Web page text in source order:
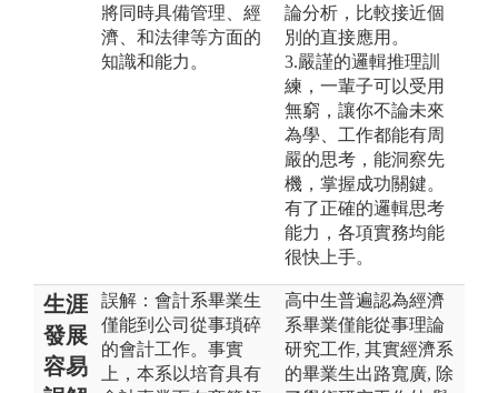
將同時具備管理、經
濟、和法律等方面的
知識和能力。
論分析，比較接近個
別的直接應用。
3.嚴謹的邏輯推理訓
練，一輩子可以受用
無窮，讓你不論未來
為學、工作都能有周
嚴的思考，能洞察先
機，掌握成功關鍵。
有了正確的邏輯思考
能力，各項實務均能
很快上手。
生涯
發展
容易
誤解：會計系畢業生
僅能到公司從事瑣碎
的會計工作。事實
上，本系以培育具有
高中生普遍認為經濟
系畢業僅能從事理論
研究工作, 其實經濟系
的畢業生出路寬廣, 除